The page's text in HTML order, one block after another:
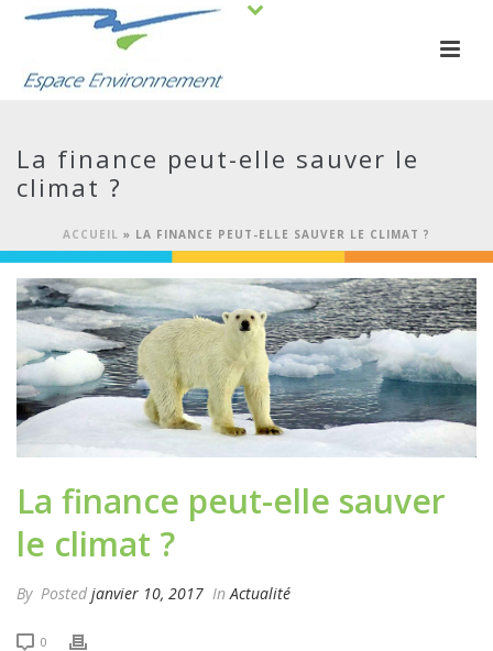
La finance peut-elle sauver le
climat ?
ACCUEIL » LA FINANCE PEUT-ELLE SAUVER LE CLIMAT ?
La finance peut-elle sauver
le climat ?
By Posted janvier 10, 2017 InActualité
0